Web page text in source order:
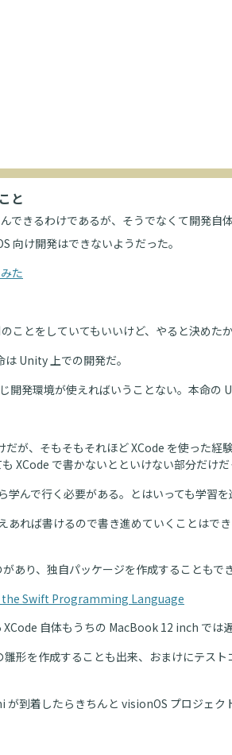
と
できるわけであるが、そうでなくて開発自
向け開発はできないようだった。
た
とをしていてもいいけど、やると決めた
Unity 上での開発だ。
発環境が使えればいうことない。本命の
が、そもそもそれほど XCode を使った
XCode で書かないとといけない部分だけだ
んで行く必要がある。とはいっても学習
れば書けるので書き進めていくことは
り、独自パッケージを作成することもで
Swift Programming Language
自体もうちの MacBook 12 inch では
雛形を作成することも出来、おまけにテス
到着したらきちんと visionOS プロジェ